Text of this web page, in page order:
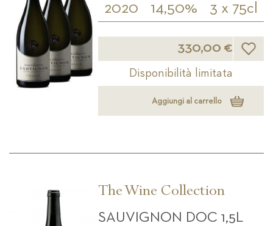
2020 14,50% 3 x 75cl
330,00 € Lista
Disponibilità limitata
Aggiungi al carrello
The Wine Collection
SAUVIGNON DOC 1,5L